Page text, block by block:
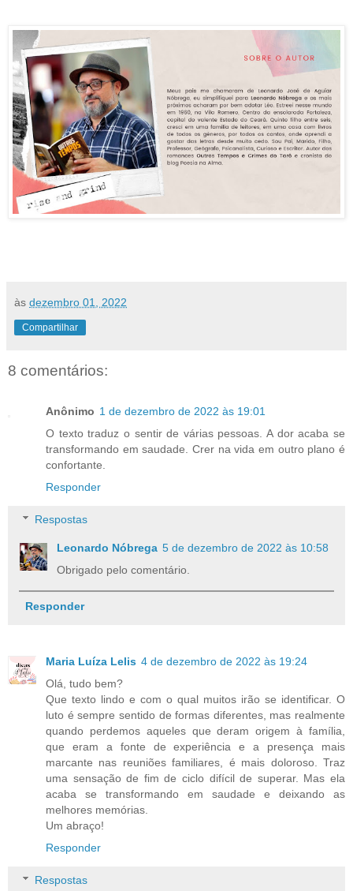
às dezembro 01, 2022
Compartilhar
8 comentários:
Anônimo 1 de dezembro de 2022 às 19:01
O texto traduz o sentir de várias pessoas. A dor acaba se
transformando em saudade. Crer na vida em outro plano é
confortante.
Responder
Respostas
Leonardo Nóbrega 5 de dezembro de 2022 às 10:58
Obrigado pelo comentário.
Responder
Maria Luíza Lelis 4 de dezembro de 2022 às 19:24
Olá, tudo bem?
Que texto lindo e com o qual muitos irão se identificar. O
luto é sempre sentido de formas diferentes, mas realmente
quando perdemos aqueles que deram origem à família,
que eram a fonte de experiência e a presença mais
marcante nas reuniões familiares, é mais doloroso. Traz
uma sensação de fim de ciclo difícil de superar. Mas ela
acaba se transformando em saudade e deixando as
melhores memórias.
Um abraço!
Responder
Respostas